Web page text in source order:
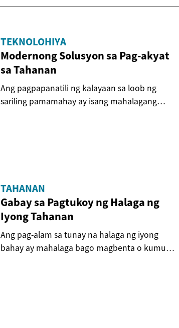
TEKNOLOHIYA
Modernong Solusyon sa Pag-akyat
sa Tahanan
Ang pagpapanatili ng kalayaan sa loob ng
sariling pamamahay ay isang mahalagang
TAHANAN
Gabay sa Pagtukoy ng Halaga ng
Iyong Tahanan
Ang pag-alam sa tunay na halaga ng iyong
bahay ay mahalaga bago magbenta o kumuha